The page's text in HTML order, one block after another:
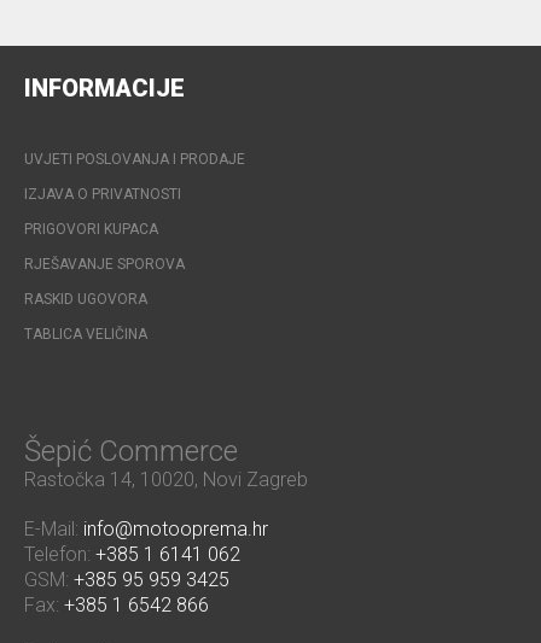
INFORMACIJE
UVJETI POSLOVANJA I PRODAJE
IZJAVA O PRIVATNOSTI
PRIGOVORI KUPACA
RJEŠAVANJE SPOROVA
RASKID UGOVORA
TABLICA VELIČINA
Šepić Commerce
Rastočka 14, 10020, Novi Zagreb
E-Mail: info@motooprema.hr
Telefon: +385 1 6141 062
GSM: +385 95 959 3425
Fax: +385 1 6542 866